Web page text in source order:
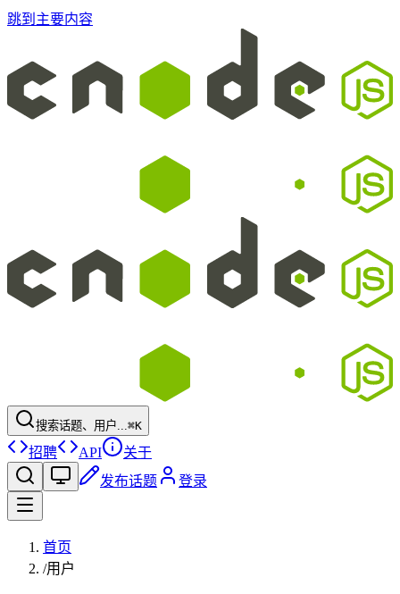
跳到主要内容
搜索话题、用户...⌘K
招聘 API
关于
发布话题
登录
首页
/用户